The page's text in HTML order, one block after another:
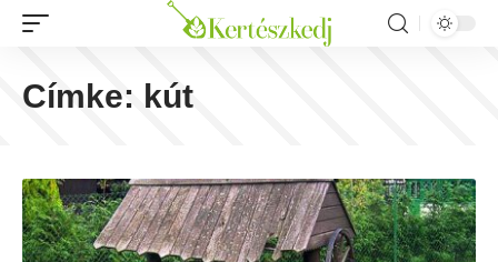
Címke: kút